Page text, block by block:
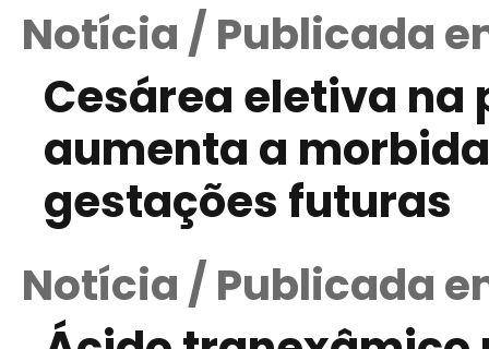
Notícia / Publicada
Cesárea eletiva
aumenta a
gestações futuras
Notícia / Publicada